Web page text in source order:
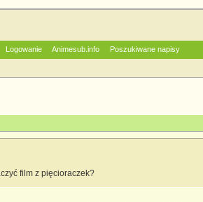
Logowanie Animesub.info Poszukiwane napisy
film z pięcioraczek?